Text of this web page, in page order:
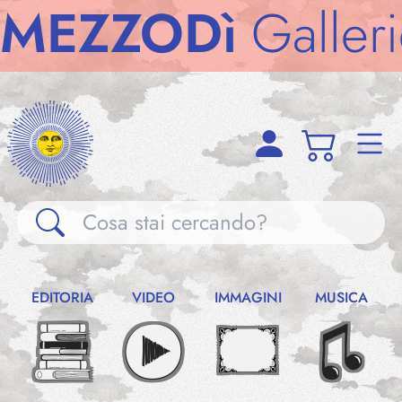
Gallerie
Gallerie
Notizie
EDITORIA VIDEO IMMAGINI MUSICA